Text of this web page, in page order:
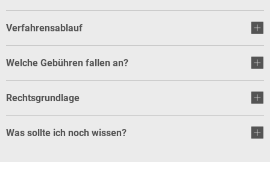
Verfahrensablauf
Welche Gebühren fallen an?
Rechtsgrundlage
Was sollte ich noch wissen?